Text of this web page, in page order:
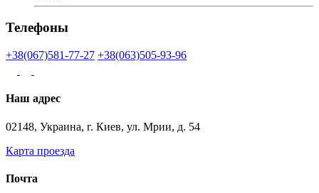
Телефоны
+38(067)581-77-27 +38(063)505-93-96
Наш адрес
02148, Украина, г. Киев, ул. Мрии, д. 54
Карта проезда
Почта